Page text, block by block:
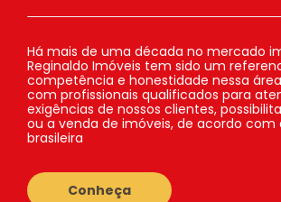
Há mais de uma década no mercado
Reginaldo Imóveis tem sido um
competência e honestidade nessa
com profissionais qualificados para
exigências de nossos clientes,
ou a venda de imóveis, de acordo com
brasileira
Conheça